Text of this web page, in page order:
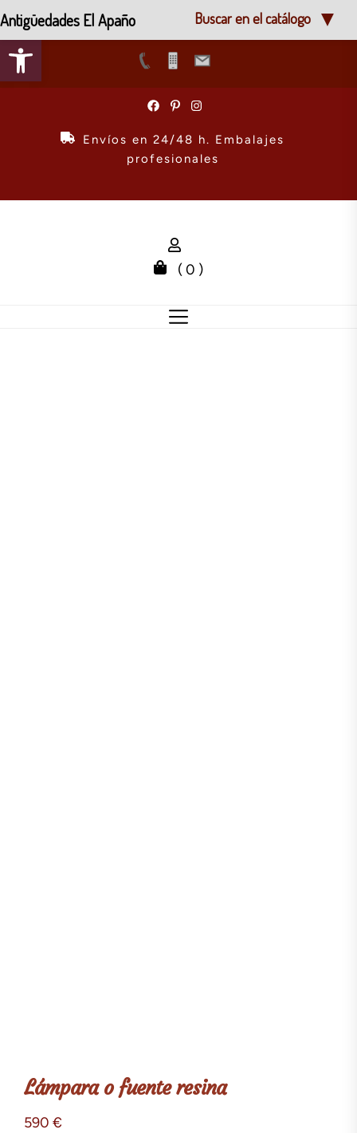
Abrir barra de herramientas
Envíos en 24/48 h. Embalajes
profesionales
( 0 )
Lámpara o fuente resina
590 €
Antigüedades El Apaño Buscar en el catálogo